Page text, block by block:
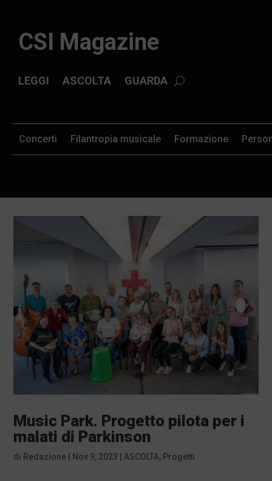
CSI Magazine
ASCOLTA GUARDA
LEGGI
Formazione
Concerti Filantropia musicale
Music Park. Progetto pilota per i
malati di Parkinson
di Redazione Nov 9, 2023 ASCOLTA, Progetti